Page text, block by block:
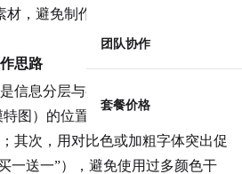
团队协作
套餐价格
，避免制作过程中因缺失素材导
思路
信息分层与视觉引导。首先，确定
图）的位置，通常占据画面60%
其次，用对比色或加粗字体突出促
一送一”），避免使用过多颜色干